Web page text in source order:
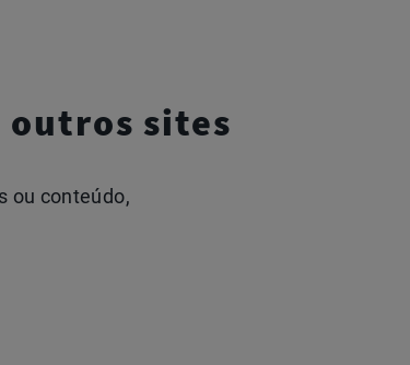
outros sites
ou conteúdo,